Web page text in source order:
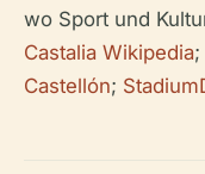
wo Sport und
Castalia Wikipedia;
Castellón;